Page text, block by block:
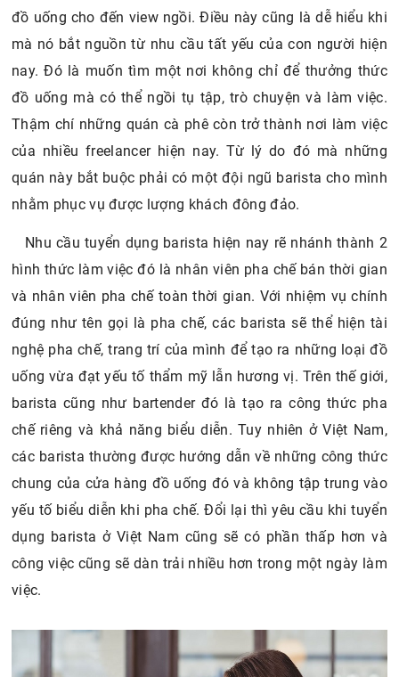
đồ uống cho đến view ngồi. Điều này cũng là dễ hiểu khi
mà nó bắt nguồn từ nhu cầu tất yếu của con người hiện
nay. Đó là muốn tìm một nơi không chỉ để thưởng thức
đồ uống mà có thể ngồi tụ tập, trò chuyện và làm việc.
Thậm chí những quán cà phê còn trở thành nơi làm việc
của nhiều freelancer hiện nay. Từ lý do đó mà những
quán này bắt buộc phải có một đội ngũ barista cho mình
nhằm phục vụ được lượng khách đông đảo.
Nhu cầu tuyển dụng barista hiện nay rẽ nhánh thành 2
hình thức làm việc đó là nhân viên pha chế bán thời gian
và nhân viên pha chế toàn thời gian. Với nhiệm vụ chính
đúng như tên gọi là pha chế, các barista sẽ thể hiện tài
nghệ pha chế, trang trí của mình để tạo ra những loại đồ
uống vừa đạt yếu tố thẩm mỹ lẫn hương vị. Trên thế giới,
barista cũng như bartender đó là tạo ra công thức pha
chế riêng và khả năng biểu diễn. Tuy nhiên ở Việt Nam,
các barista thường được hướng dẫn về những công thức
chung của cửa hàng đồ uống đó và không tập trung vào
yếu tố biểu diễn khi pha chế. Đổi lại thì yêu cầu khi tuyển
dụng barista ở Việt Nam cũng sẽ có phần thấp hơn và
công việc cũng sẽ dàn trải nhiều hơn trong một ngày làm
việc.